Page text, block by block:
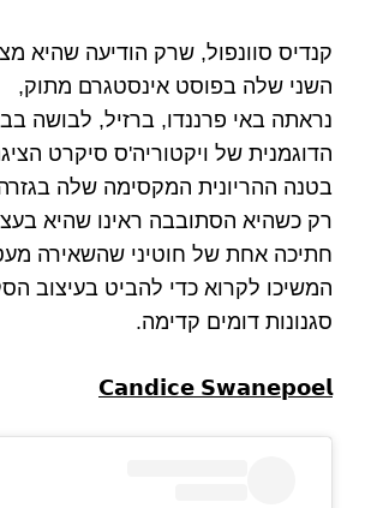
קנדיס סוונפול, שרק הודיעה שהיא
השני שלה בפוסט אינסטגרם מתוק,
נראתה באי פרננדו, ברזיל, לבושה
הדוגמנית של ויקטוריה'ס סיקרט
בטנה ההריונית המקסימה שלה
רק כשהיא הסתובבה ראינו שהיא
חתיכה אחת של חוטיני שהשאירה
המשיכו לקרוא כדי להביט בעיצוב
סגנונות דומים קדימה.
𝗖𝗮𝗻𝗱𝗶𝗰𝗲 𝗦𝘄𝗮𝗻𝗲𝗽𝗼𝗲𝗹